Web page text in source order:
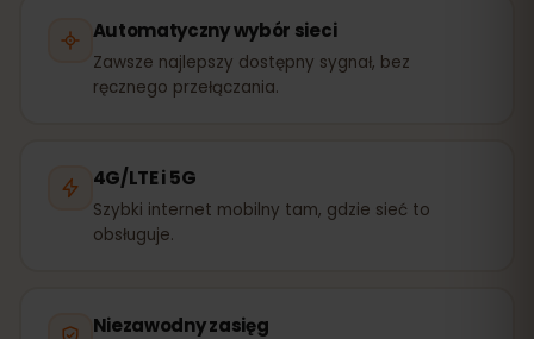
Automatyczny wybór sieci
Zawsze najlepszy dostępny sygnał, bez
ręcznego przełączania.
4G/LTE i 5G
Szybki internet mobilny tam, gdzie sieć to
obsługuje.
Niezawodny zasięg